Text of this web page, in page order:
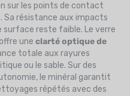
sur les points de contact
Sa résistance aux impacts
surface reste faible. Le verre
une clarté optique de
totale aux rayures
ou le sable. Sur des
le minéral garantit
répétés avec des